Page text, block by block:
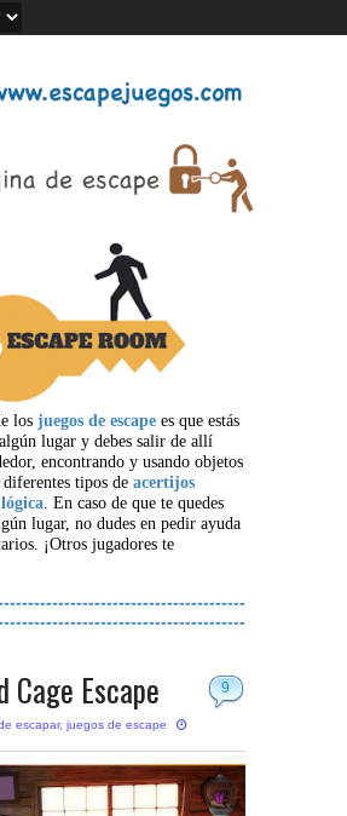
los juegos de escape es que estás
lugar y debes salir de allí
encontrando y usando objetos
tipos de acertijos
lógica. En caso de que te quedes
lugar, no dudes en pedir ayuda
¡Otros jugadores te
9
Cage Escape
escapar, juegos de escape